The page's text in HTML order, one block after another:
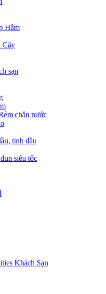
Hâm
Cây
sạn
chắn nước
tinh dầu
siêu tốc
Khách Sạn